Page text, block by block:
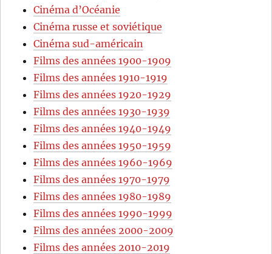
Cinéma d’Océanie
Cinéma russe et soviétique
Cinéma sud-américain
Films des années 1900-1909
Films des années 1910-1919
Films des années 1920-1929
Films des années 1930-1939
Films des années 1940-1949
Films des années 1950-1959
Films des années 1960-1969
Films des années 1970-1979
Films des années 1980-1989
Films des années 1990-1999
Films des années 2000-2009
Films des années 2010-2019